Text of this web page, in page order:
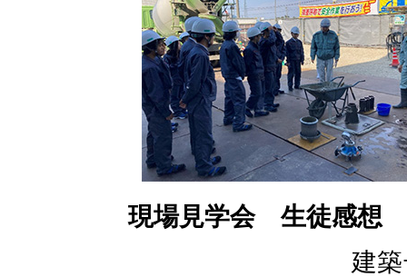
現場見学会 生徒感想
建